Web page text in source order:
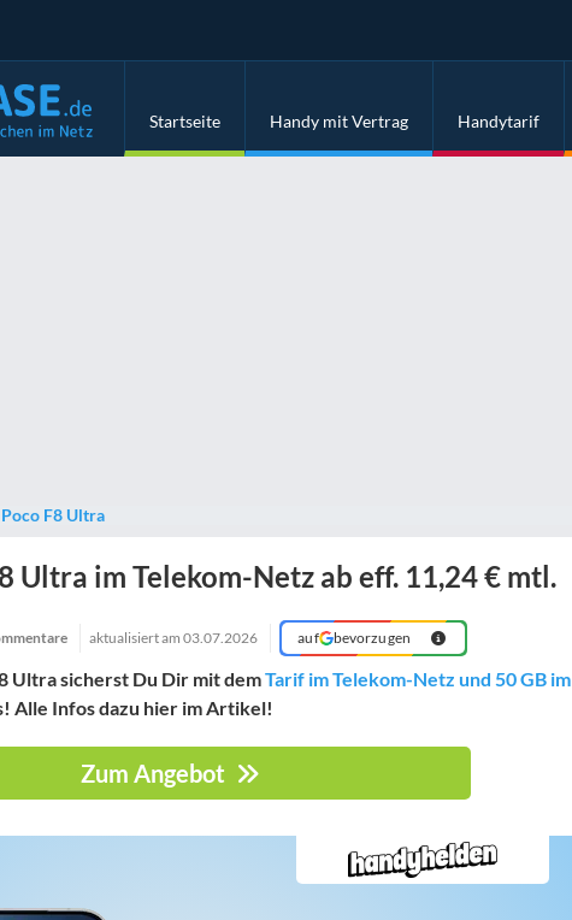
Startseite Handy mit Vertrag Handytarif
Poco F8 Ultra
Ultra im Telekom-Netz ab eff. 11,24 € mtl.
aktualisiert am03.07.2026 auf bevorzugen
Ultra sicherst Du Dir mit demTarif im Telekom-Netz und 50 GB im
Alle Infos dazu hier im Artikel!
Zum Angebot